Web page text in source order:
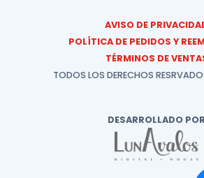
AVISO DE
POLÍTICA DE PEDIDOS Y
TÉRMINOS DE
TODOS LOS DERECHOS
DESARROLLADO POR